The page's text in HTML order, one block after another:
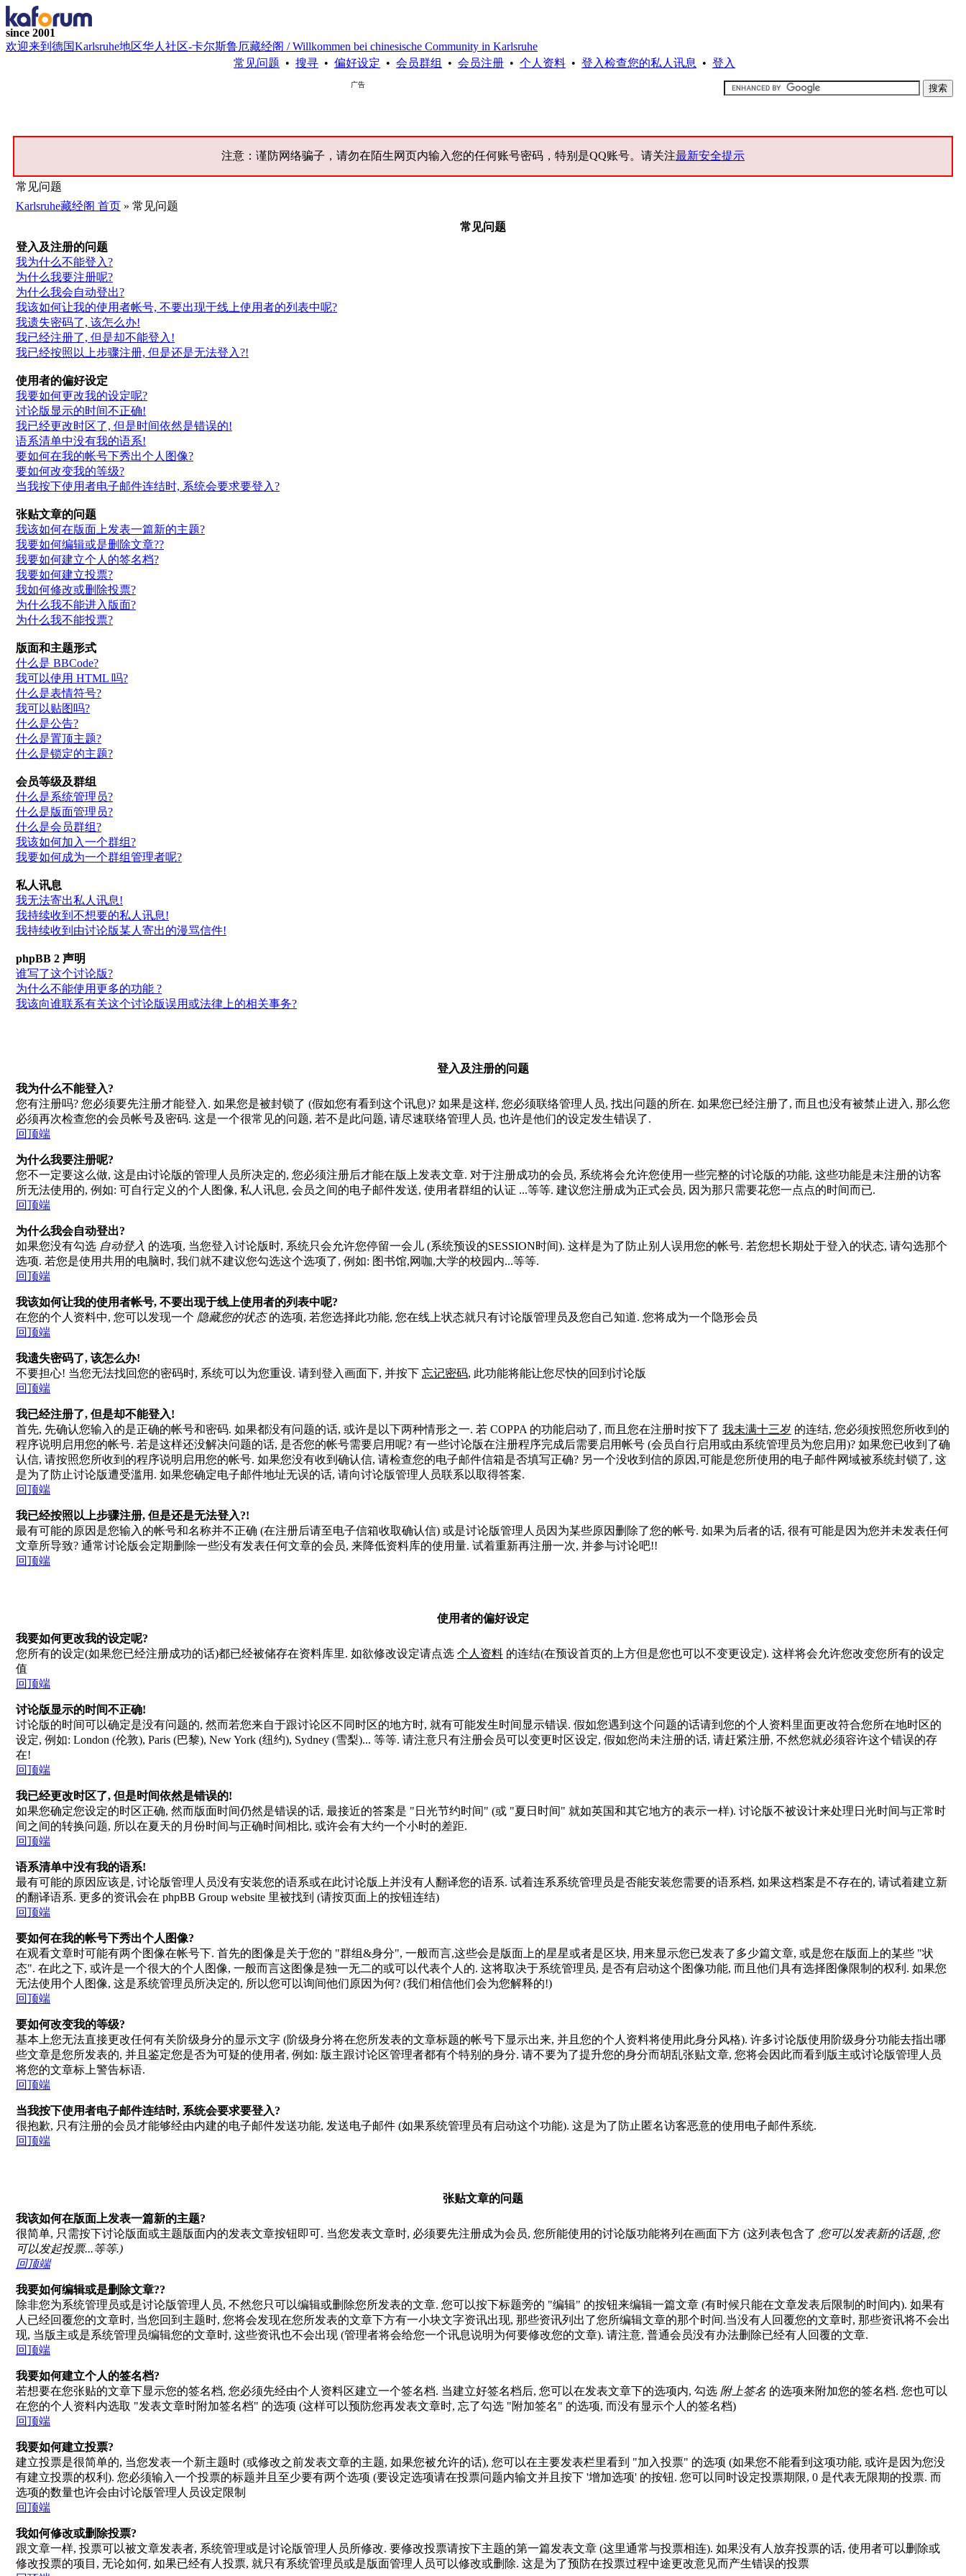
since 2001
欢迎来到德国Karlsruhe地区华人社区-卡尔斯鲁厄藏经阁 / Willkommen bei chinesische Community in Karlsruhe
常见问题 • 搜寻 • 偏好设定 • 会员群组 • 会员注册 • 个人资料 • 登入检查您的私人讯息 • 登入
广告
注意：谨防网络骗子，请勿在陌生网页内输入您的任何账号密码，特别是QQ账号。请关注最新安全提示
常见问题
Karlsruhe藏经阁 首页 » 常见问题
常见问题
登入及注册的问题
我为什么不能登入?
为什么我要注册呢?
为什么我会自动登出?
我该如何让我的使用者帐号, 不要出现于线上使用者的列表中呢?
我遗失密码了, 该怎么办!
我已经注册了, 但是却不能登入!
我已经按照以上步骤注册, 但是还是无法登入?!
使用者的偏好设定
我要如何更改我的设定呢?
讨论版显示的时间不正确!
我已经更改时区了, 但是时间依然是错误的!
语系清单中没有我的语系!
要如何在我的帐号下秀出个人图像?
要如何改变我的等级?
当我按下使用者电子邮件连结时, 系统会要求要登入?
张贴文章的问题
我该如何在版面上发表一篇新的主题?
我要如何编辑或是删除文章??
我要如何建立个人的签名档?
我要如何建立投票?
我如何修改或删除投票?
为什么我不能进入版面?
为什么我不能投票?
版面和主题形式
什么是 BBCode?
我可以使用 HTML 吗?
什么是表情符号?
我可以贴图吗?
什么是公告?
什么是置顶主题?
什么是锁定的主题?
会员等级及群组
什么是系统管理员?
什么是版面管理员?
什么是会员群组?
我该如何加入一个群组?
我要如何成为一个群组管理者呢?
私人讯息
我无法寄出私人讯息!
我持续收到不想要的私人讯息!
我持续收到由讨论版某人寄出的漫骂信件!
phpBB 2 声明
谁写了这个讨论版?
为什么不能使用更多的功能 ?
我该向谁联系有关这个讨论版误用或法律上的相关事务?
登入及注册的问题
我为什么不能登入?
您有注册吗? 您必须要先注册才能登入. 如果您是被封锁了 (假如您有看到这个讯息)? 如果是这样, 您必须联络管理人员, 找出问题的所在. 如果您已经注册了, 而且也没有被禁止进入, 那么您
必须再次检查您的会员帐号及密码. 这是一个很常见的问题, 若不是此问题, 请尽速联络管理人员, 也许是他们的设定发生错误了.
回顶端
为什么我要注册呢?
您不一定要这么做, 这是由讨论版的管理人员所决定的, 您必须注册后才能在版上发表文章. 对于注册成功的会员, 系统将会允许您使用一些完整的讨论版的功能, 这些功能是未注册的访客
所无法使用的, 例如: 可自行定义的个人图像, 私人讯息, 会员之间的电子邮件发送, 使用者群组的认证 ...等等. 建议您注册成为正式会员, 因为那只需要花您一点点的时间而已.
回顶端
为什么我会自动登出?
如果您没有勾选 自动登入 的选项, 当您登入讨论版时, 系统只会允许您停留一会儿 (系统预设的SESSION时间). 这样是为了防止别人误用您的帐号. 若您想长期处于登入的状态, 请勾选那个
选项. 若您是使用共用的电脑时, 我们就不建议您勾选这个选项了, 例如: 图书馆,网咖,大学的校园内...等等.
回顶端
我该如何让我的使用者帐号, 不要出现于线上使用者的列表中呢?
在您的个人资料中, 您可以发现一个 隐藏您的状态的选项, 若您选择此功能, 您在线上状态就只有讨论版管理员及您自己知道. 您将成为一个隐形会员
回顶端
我遗失密码了, 该怎么办!
不要担心! 当您无法找回您的密码时, 系统可以为您重设. 请到登入画面下, 并按下 忘记密码, 此功能将能让您尽快的回到讨论版
回顶端
我已经注册了, 但是却不能登入!
首先, 先确认您输入的是正确的帐号和密码. 如果都没有问题的话, 或许是以下两种情形之一. 若 COPPA 的功能启动了, 而且您在注册时按下了 我未满十三岁 的连结, 您必须按照您所收到的
程序说明启用您的帐号. 若是这样还没解决问题的话, 是否您的帐号需要启用呢? 有一些讨论版在注册程序完成后需要启用帐号 (会员自行启用或由系统管理员为您启用)? 如果您已收到了确
认信, 请按照您所收到的程序说明启用您的帐号. 如果您没有收到确认信, 请检查您的电子邮件信箱是否填写正确? 另一个没收到信的原因,可能是您所使用的电子邮件网域被系统封锁了, 这
是为了防止讨论版遭受滥用. 如果您确定电子邮件地址无误的话, 请向讨论版管理人员联系以取得答案.
回顶端
我已经按照以上步骤注册, 但是还是无法登入?!
最有可能的原因是您输入的帐号和名称并不正确 (在注册后请至电子信箱收取确认信) 或是讨论版管理人员因为某些原因删除了您的帐号. 如果为后者的话, 很有可能是因为您并未发表任何
文章所导致? 通常讨论版会定期删除一些没有发表任何文章的会员, 来降低资料库的使用量. 试着重新再注册一次, 并参与讨论吧!!
回顶端
使用者的偏好设定
我要如何更改我的设定呢?
您所有的设定(如果您已经注册成功的话)都已经被储存在资料库里. 如欲修改设定请点选 个人资料 的连结(在预设首页的上方但是您也可以不变更设定). 这样将会允许您改变您所有的设定
值
回顶端
讨论版显示的时间不正确!
讨论版的时间可以确定是没有问题的, 然而若您来自于跟讨论区不同时区的地方时, 就有可能发生时间显示错误. 假如您遇到这个问题的话请到您的个人资料里面更改符合您所在地时区的
设定, 例如: London (伦敦), Paris (巴黎), New York (纽约), Sydney (雪梨)... 等等. 请注意只有注册会员可以变更时区设定, 假如您尚未注册的话, 请赶紧注册, 不然您就必须容许这个错误的存
在!
回顶端
我已经更改时区了, 但是时间依然是错误的!
如果您确定您设定的时区正确, 然而版面时间仍然是错误的话, 最接近的答案是 "日光节约时间" (或 "夏日时间" 就如英国和其它地方的表示一样). 讨论版不被设计来处理日光时间与正常时
间之间的转换问题, 所以在夏天的月份时间与正确时间相比, 或许会有大约一个小时的差距.
回顶端
语系清单中没有我的语系!
最有可能的原因应该是, 讨论版管理人员没有安装您的语系或在此讨论版上并没有人翻译您的语系. 试着连系系统管理员是否能安装您需要的语系档, 如果这档案是不存在的, 请试着建立新
的翻译语系. 更多的资讯会在 phpBB Group website 里被找到 (请按页面上的按钮连结)
回顶端
要如何在我的帐号下秀出个人图像?
在观看文章时可能有两个图像在帐号下. 首先的图像是关于您的 "群组&身分", 一般而言,这些会是版面上的星星或者是区块, 用来显示您已发表了多少篇文章, 或是您在版面上的某些 "状
态". 在此之下, 或许是一个很大的个人图像, 一般而言这图像是独一无二的或可以代表个人的. 这将取决于系统管理员, 是否有启动这个图像功能, 而且他们具有选择图像限制的权利. 如果您
无法使用个人图像, 这是系统管理员所决定的, 所以您可以询间他们原因为何? (我们相信他们会为您解释的!)
回顶端
要如何改变我的等级?
基本上您无法直接更改任何有关阶级身分的显示文字 (阶级身分将在您所发表的文章标题的帐号下显示出来, 并且您的个人资料将使用此身分风格). 许多讨论版使用阶级身分功能去指出哪
些文章是您所发表的, 并且鉴定您是否为可疑的使用者, 例如: 版主跟讨论区管理者都有个特别的身分. 请不要为了提升您的身分而胡乱张贴文章, 您将会因此而看到版主或讨论版管理人员
将您的文章标上警告标语.
回顶端
当我按下使用者电子邮件连结时, 系统会要求要登入?
很抱歉, 只有注册的会员才能够经由内建的电子邮件发送功能, 发送电子邮件 (如果系统管理员有启动这个功能). 这是为了防止匿名访客恶意的使用电子邮件系统.
回顶端
张贴文章的问题
我该如何在版面上发表一篇新的主题?
很简单, 只需按下讨论版面或主题版面内的发表文章按钮即可. 当您发表文章时, 必须要先注册成为会员, 您所能使用的讨论版功能将列在画面下方 (这列表包含了 您可以发表新的话题, 您
可以发起投票...等等.)
回顶端
我要如何编辑或是删除文章??
除非您为系统管理员或是讨论版管理人员, 不然您只可以编辑或删除您所发表的文章. 您可以按下标题旁的 "编辑" 的按钮来编辑一篇文章 (有时候只能在文章发表后限制的时间内). 如果有
人已经回覆您的文章时, 当您回到主题时, 您将会发现在您所发表的文章下方有一小块文字资讯出现, 那些资讯列出了您所编辑文章的那个时间.当没有人回覆您的文章时, 那些资讯将不会出
现, 当版主或是系统管理员编辑您的文章时, 这些资讯也不会出现 (管理者将会给您一个讯息说明为何要修改您的文章). 请注意, 普通会员没有办法删除已经有人回覆的文章.
回顶端
我要如何建立个人的签名档?
若想要在您张贴的文章下显示您的签名档, 您必须先经由个人资料区建立一个签名档. 当建立好签名档后, 您可以在发表文章下的选项内, 勾选 附上签名 的选项来附加您的签名档. 您也可以
在您的个人资料内选取 "发表文章时附加签名档" 的选项 (这样可以预防您再发表文章时, 忘了勾选 "附加签名" 的选项, 而没有显示个人的签名档)
回顶端
我要如何建立投票?
建立投票是很简单的, 当您发表一个新主题时 (或修改之前发表文章的主题, 如果您被允许的话), 您可以在主要发表栏里看到 "加入投票" 的选项 (如果您不能看到这项功能, 或许是因为您没
有建立投票的权利). 您必须输入一个投票的标题并且至少要有两个选项 (要设定选项请在投票问题内输文并且按下 '增加选项' 的按钮. 您可以同时设定投票期限, 0 是代表无限期的投票. 而
选项的数量也许会由讨论版管理人员设定限制
回顶端
我如何修改或删除投票?
跟文章一样, 投票可以被文章发表者, 系统管理或是讨论版管理人员所修改. 要修改投票请按下主题的第一篇发表文章 (这里通常与投票相连). 如果没有人放弃投票的话, 使用者可以删除或
修改投票的项目, 无论如何, 如果已经有人投票, 就只有系统管理员或是版面管理人员可以修改或删除. 这是为了预防在投票过程中途更改意见而产生错误的投票